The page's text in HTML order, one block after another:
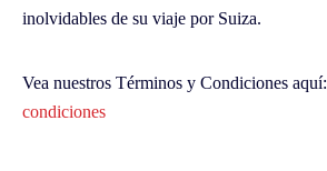
inolvidables de su viaje por Suiza.
Vea nuestros Términos y Condiciones aquí:
condiciones